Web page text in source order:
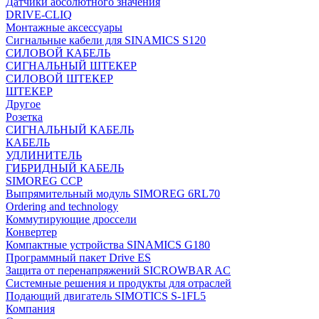
DRIVE-CLIQ
Монтажные аксессуары
Сигнальные кабели для SINAMICS S120
СИЛОВОЙ КАБЕЛЬ
СИГНАЛЬНЫЙ ШТЕКЕР
СИЛОВОЙ ШТЕКЕР
ШТЕКЕР
Другое
Розетка
СИГНАЛЬНЫЙ КАБЕЛЬ
КАБЕЛЬ
УДЛИНИТЕЛЬ
ГИБРИДНЫЙ КАБЕЛЬ
SIMOREG CCP
Выпрямительный модуль SIMOREG 6RL70
Ordering and technology
Коммутирующие дроссели
Конвертер
Компактные устройства SINAMICS G180
Программный пакет Drive ES
Защита от перенапряжений SICROWBAR AC
Системные решения и продукты для отраслей
Подающий двигатель SIMOTICS S-1FL5
Компания